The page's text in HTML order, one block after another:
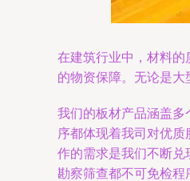
在建筑行业中，材料的
的物资保障。无论是大
我们的板材产品涵盖
序都体现着我司对优
作的需求是我们不断
勘察筛查都不可免检